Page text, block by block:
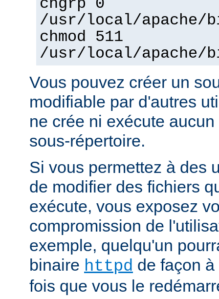
chgrp 0
/usr/local/apache/
chmod 511
/usr/local/apache/
Vous pouvez créer un
modifiable par d'autres
ne crée ni exécute
sous-répertoire.
Si vous permettez à des
de modifier des fichiers
exécute, vous exposez
compromission de
exemple, quelqu'un
binaire httpd de façon
fois que vous le